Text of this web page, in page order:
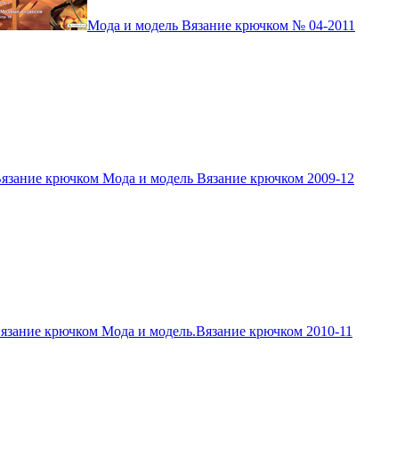
Мода и модель Вязание крючком № 04-2011
крючком Мода и модель Вязание крючком 2009-12
крючком Мода и модель.Вязание крючком 2010-11